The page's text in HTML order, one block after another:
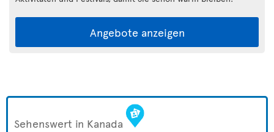
Angebote anzeigen
Sehenswert in Kanada